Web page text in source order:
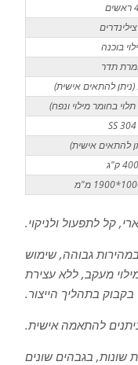
בוכנה
תדר
SS 304
400 ק"ג
קל לתפעול ולניקוי.
גבוהה, שימוש
מעקב, ללא עצירת
בקבוק בתהליך הייצור.
להתאמה אישית.
שונות, בגבהים שונים